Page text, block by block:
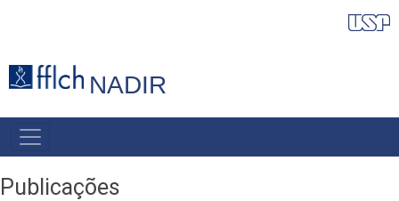
conteúdo
NADIR
NAVEGAÇÃO
PRINCIPAL
Publicações